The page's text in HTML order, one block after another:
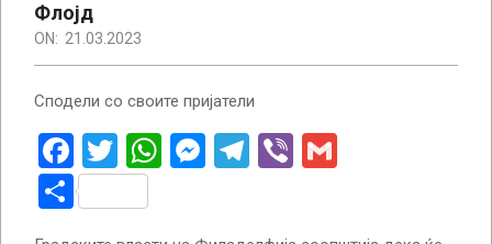
Флојд
ON: 21.03.2023
Сподели со своите пријатели
Facebook
Twitter
WhatsApp
Messenger
Telegram
Viber
Share